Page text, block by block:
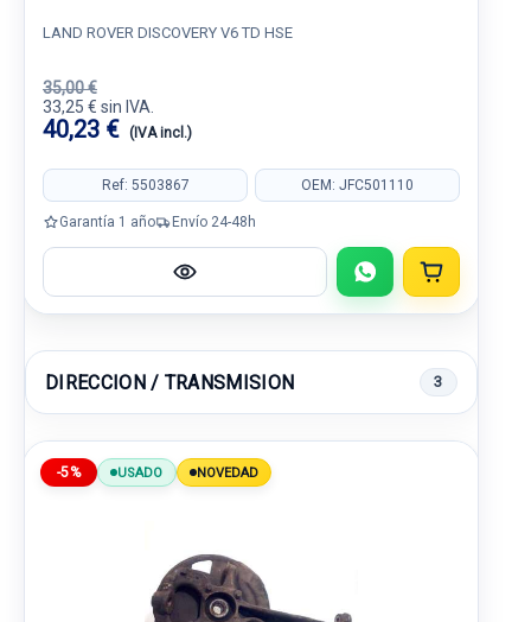
LAND ROVER DISCOVERY V6 TD HSE
35,00 €
33,25 € sin IVA.
40,23 € (IVA incl.)
Ref: 5503867 OEM: JFC501110
Garantía 1 año Envío 24-48h
DIRECCION / TRANSMISION 3
-5% USADO NOVEDAD